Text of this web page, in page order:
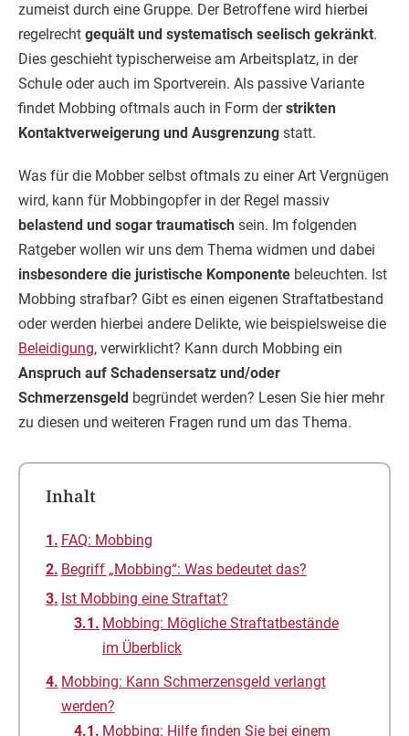
zumeist durch eine Gruppe. Der Betroffene wird hierbei
regelrecht gequält und systematisch seelisch gekränkt.
Dies geschieht typischer­weise am Arbeitsplatz, in der
Schule oder auch im Sportverein. Als passive Variante
findet Mobbing oftmals auch in Form derstrikten
Kontaktverweigerung und Ausgrenzung statt.
Was für die Mobber selbst oftmals zu einer Art Vergnügen
wird, kann für Mobbingopfer in der Regel massiv
belastend und sogar traumatisch sein. Im folgenden
Ratgeber wollen wir uns dem Thema widmen und dabei
insbesondere die juristische Komponente beleuchten. Ist
Mobbing strafbar? Gibt es einen eigenen Straftatbestand
oder werden hierbei andere Delikte, wie beispielsweise die
Beleidigung, verwirklicht? Kann durch Mobbing ein
Anspruch auf Schadensersatz und/oder
Schmerzensgeld begründet werden? Lesen Sie hier mehr
zu diesen und weiteren Fragen rund um das Thema.
Inhalt
FAQ: Mobbing
Begriff „Mobbing“: Was bedeutet das?
Ist Mobbing eine Straftat?
Mobbing: Mögliche Straftatbestände
im Überblick
Mobbing: Kann Schmerzensgeld verlangt
werden?
Mobbing: Hilfe finden Sie bei einem